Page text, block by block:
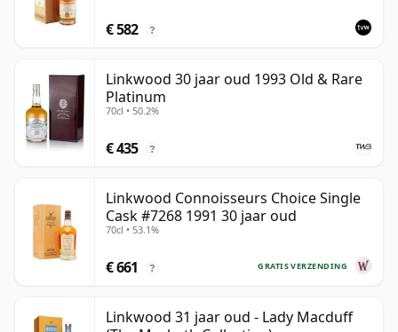
€ 582 ?
Linkwood 30 jaar oud 1993 Old & Rare
Platinum
70cl • 50.2%
€ 435 ?
Linkwood Connoisseurs Choice Single
Cask #7268 1991 30 jaar oud
70cl • 53.1%
GRATIS VERZENDING
€ 661 ?
Linkwood 31 jaar oud - Lady Macduff